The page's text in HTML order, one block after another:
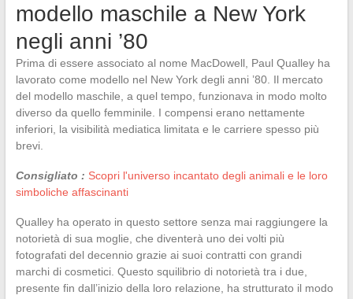
modello maschile a New York
negli anni ’80
Prima di essere associato al nome MacDowell, Paul Qualley ha
lavorato come modello nel New York degli anni ’80. Il mercato
del modello maschile, a quel tempo, funzionava in modo molto
diverso da quello femminile. I compensi erano nettamente
inferiori, la visibilità mediatica limitata e le carriere spesso più
brevi.
Consigliato : Scopri l'universo incantato degli animali e le loro
simboliche affascinanti
Qualley ha operato in questo settore senza mai raggiungere la
notorietà di sua moglie, che diventerà uno dei volti più
fotografati del decennio grazie ai suoi contratti con grandi
marchi di cosmetici. Questo squilibrio di notorietà tra i due,
presente fin dall’inizio della loro relazione, ha strutturato il modo